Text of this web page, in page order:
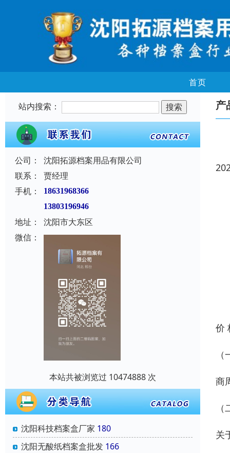
首页
站内搜索：
公司：
沈阳拓源档案用品有限公司
联系：
贾经理
手机：
18631968366
13803196946
地址：
沈阳市大东区
微信：
本站共被浏览过 10474888 次
沈阳科技档案盒厂家 180
沈阳无酸纸档案盒批发 166
产
价
商
关